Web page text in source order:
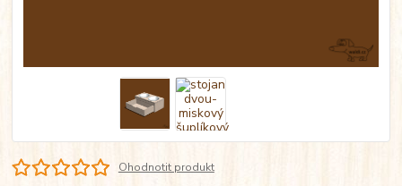
Ohodnotit produkt